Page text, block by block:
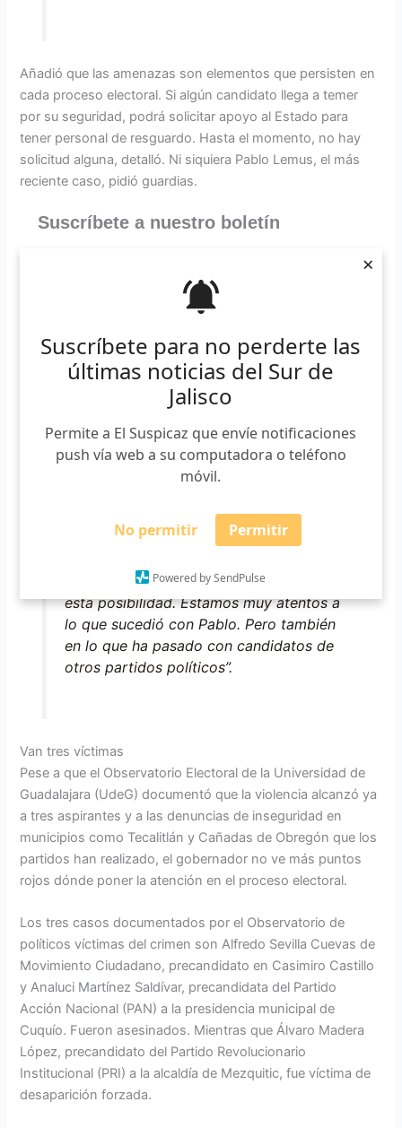
Suscríbete para no perderte las
últimas noticias del Sur de
Jalisco
Permite a El Suspicaz que envíe notificaciones
push vía web a su computadora o teléfono
móvil.
No permitir Permitir
Powered by SendPulse
×
Añadió que las amenazas son elementos que persisten en
cada proceso electoral. Si algún candidato llega a temer
por su seguridad, podrá solicitar apoyo al Estado para
tener personal de resguardo. Hasta el momento, no hay
solicitud alguna, detalló. Ni siquiera Pablo Lemus, el más
reciente caso, pidió guardias.
Suscríbete a nuestro boletín
“Estamos viviendo tiempos
complicados. Estamos en los últimos
días del proceso electoral y por
atentos y garantizar que, si alguno de
los candidatos o las candidatas, sienten
adicional, el Estado pueda garantizar
esta posibilidad. Estamos muy atentos a
lo que sucedió con Pablo. Pero también
en lo que ha pasado con candidatos de
otros partidos políticos”.
Van tres víctimas
Pese a que el Observatorio Electoral de la Universidad de
Guadalajara (UdeG) documentó que la violencia alcanzó ya
a tres aspirantes y a las denuncias de inseguridad en
municipios como Tecalitlán y Cañadas de Obregón que los
partidos han realizado, el gobernador no ve más puntos
rojos dónde poner la atención en el proceso electoral.
Los tres casos documentados por el Observatorio de
políticos víctimas del crimen son Alfredo Sevilla Cuevas de
Movimiento Ciudadano, precandidato en Casimiro Castillo
y Analuci Martínez Saldívar, precandidata del Partido
Acción Nacional (PAN) a la presidencia municipal de
Cuquío. Fueron asesinados. Mientras que Álvaro Madera
López, precandidato del Partido Revolucionario
Institucional (PRI) a la alcaldía de Mezquitic, fue víctima de
desaparición forzada.